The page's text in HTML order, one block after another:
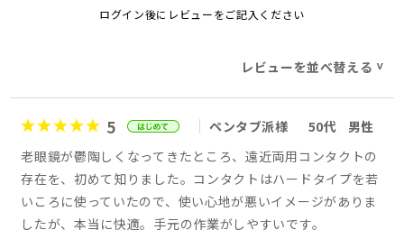
ログイン後にレビューをご記入ください
レビューを並べ替える >
5 ペンタブ派様 50代
男性
老眼鏡が鬱陶しくなってきたところ、遠近両用コンタクトの
存在を、初めて知りました。コンタクトはハードタイプを若
いころに使っていたので、使い心地が悪いイメージがありま
したが、本当に快適。手元の作業がしやすいです。